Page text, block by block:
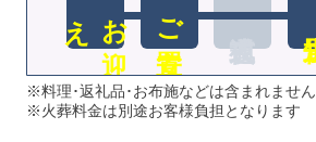
お
迎
え ご安置
※料理･返礼品･お布施などは含まれません
※火葬料金は別途お客様負担となります